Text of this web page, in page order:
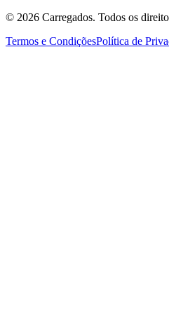
© 2026 Carregados. Todos os
Termos e CondiçõesPolítica de